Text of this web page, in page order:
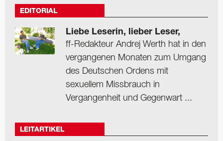
EDITORIAL
Liebe Leserin, lieber Leser,
ff-Redakteur Andrej Werth hat in den
vergangenen Monaten zum Umgang
des Deutschen Ordens mit
sexuellem Missbrauch in
Vergangenheit und Gegenwart ...
LEITARTIKEL